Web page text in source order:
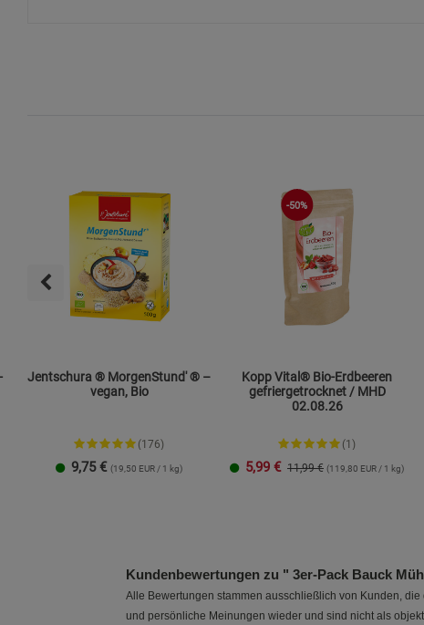
Jentschura ® MorgenStund' ® –
vegan, Bio
(176)
9,75 € (19,50 EUR / 1 kg)
-50%
Kopp Vital® Bio-Erdbeeren
gefriergetrocknet / MHD
02.08.26
(1)
5,99 € 11,99 € (119,80 EUR / 1 kg)
Kundenbewertungen zu " 3er-Pack Bauck
Alle Bewertungen stammen ausschließlich von Kunden,
und persönliche Meinungen wieder und sind nicht als